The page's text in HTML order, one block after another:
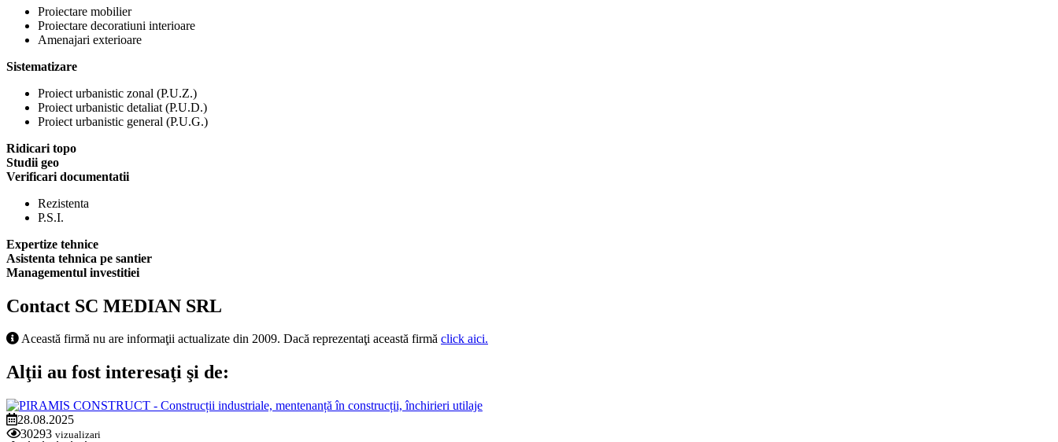
Proiectare mobilier
Proiectare decoratiuni interioare
Amenajari exterioare
Sistematizare
Proiect urbanistic zonal (P.U.Z.)
Proiect urbanistic detaliat (P.U.D.)
Proiect urbanistic general (P.U.G.)
Ridicari topo
Studii geo
Verificari documentatii
Rezistenta
P.S.I.
Expertize tehnice
Asistenta tehnica pe santier
Managementul investitiei
Contact SC MEDIAN SRL
Această firmă nu are informaţii actualizate din 2009. Dacă reprezentaţi această firmă click aici.
Alţii au fost interesaţi şi de:
28.08.2025
30293 vizualizari